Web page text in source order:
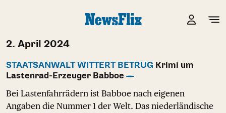
2. April 2024
STAATSANWALT WITTERT BETRUG Krimi um
Lastenrad-Erzeuger Babboe
Bei Lastenfahrrädern ist Babboe nach eigenen
Angaben die Nummer 1 der Welt. Das niederländische